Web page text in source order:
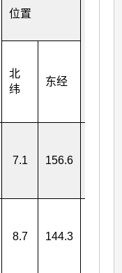
位置
北
纬
东经
7.1 156.6
8.7 144.3